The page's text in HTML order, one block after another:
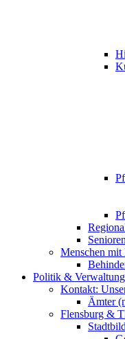
Menschen
Politik & Verwaltung
Kontakt:
Ämter
Flensburg &